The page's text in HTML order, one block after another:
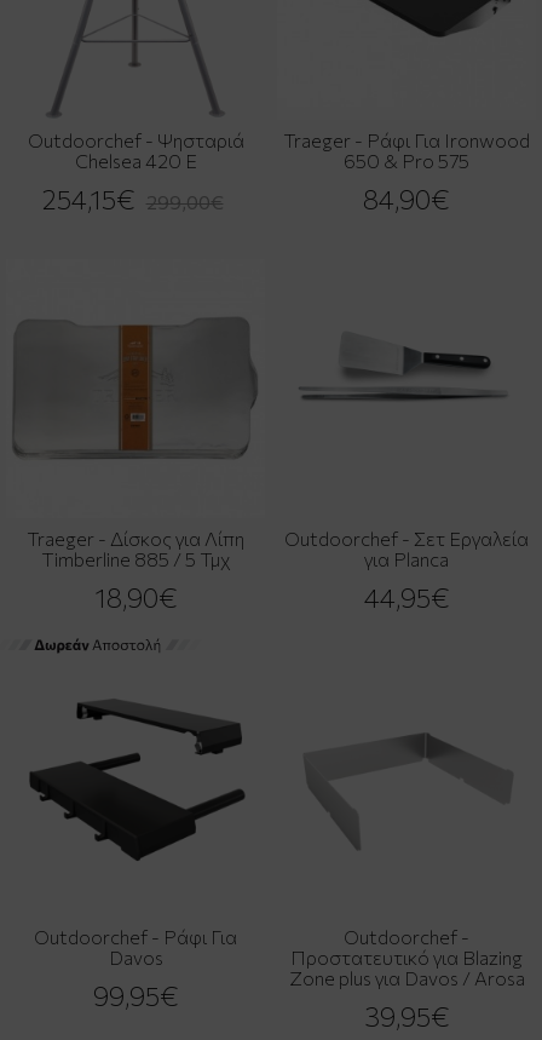
Outdoorchef - Ψησταριά
Chelsea 420 E
254,15€ 299,00€
Traeger - Ράφι Για Ironwood
650 & Pro 575
84,90€
Traeger - Δίσκος για Λίπη
Timberline 885 / 5 Τμχ
18,90€
Outdoorchef - Σετ Εργαλεία
για Planca
44,95€
Outdoorchef - Ράφι Για
Davos
99,95€
Outdoorchef -
Προστατευτικό για Blazing
Zone plus για Davos / Arosa
39,95€